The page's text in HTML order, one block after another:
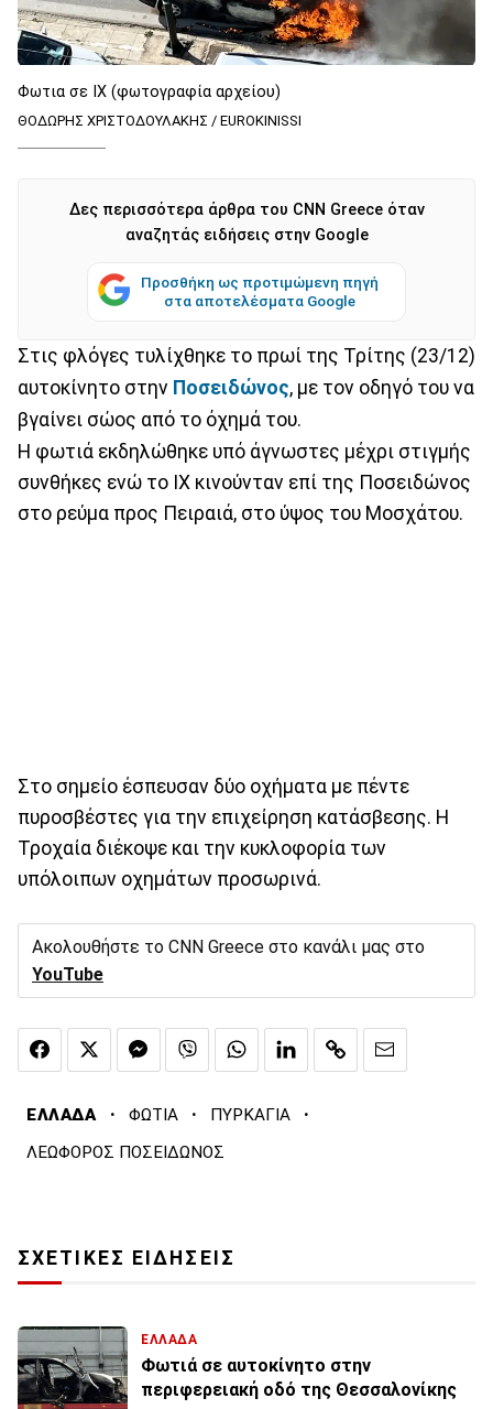
Φωτια σε ΙΧ (φωτογραφία αρχείου)
ΘΟΔΩΡΗΣ ΧΡΙΣΤΟΔΟΥΛΑΚΗΣ / EUROKINISSI
Δες περισσότερα άρθρα του CNN Greece όταν
αναζητάς ειδήσεις στην Google
Προσθήκη ως προτιμώμενη πηγή
στα αποτελέσματα Google
Στις φλόγες τυλίχθηκε το πρωί της Τρίτης (23/12)
αυτοκίνητο στην Ποσειδώνος, με τον οδηγό του να
βγαίνει σώος από το όχημά του.
Η φωτιά εκδηλώθηκε υπό άγνωστες μέχρι στιγμής
συνθήκες ενώ το ΙΧ κινούνταν επί της Ποσειδώνος
στο ρεύμα προς Πειραιά, στο ύψος του Μοσχάτου.
Στο σημείο έσπευσαν δύο οχήματα με πέντε
πυροσβέστες για την επιχείρηση κατάσβεσης. Η
Τροχαία διέκοψε και την κυκλοφορία των
υπόλοιπων οχημάτων προσωρινά.
Ακολουθήστε το CNN Greece στο κανάλι μας στο
YouTube
ΕΛΛΑΔΑ · ΦΩΤΙΑ · ΠΥΡΚΑΓΙΑ ·
ΛΕΩΦΟΡΟΣ ΠΟΣΕΙΔΩΝΟΣ
ΣΧΕΤΙΚΕΣ ΕΙΔΗΣΕΙΣ
ΕΛΛΑΔΑ
Φωτιά σε αυτοκίνητο στην
περιφερειακή οδό της Θεσσαλονίκης